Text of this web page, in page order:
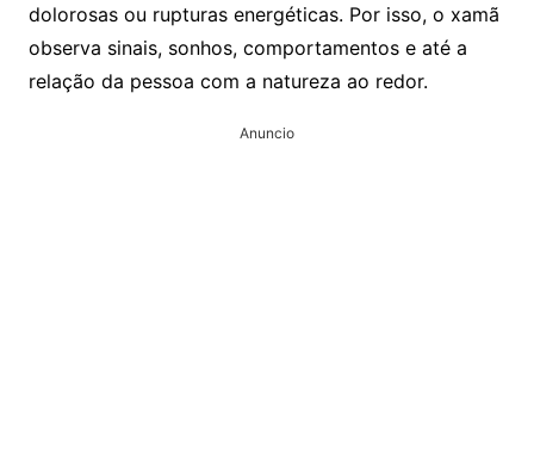
dolorosas ou rupturas energéticas. Por isso, o xamã
observa sinais, sonhos, comportamentos e até a
relação da pessoa com a natureza ao redor.
Anuncio